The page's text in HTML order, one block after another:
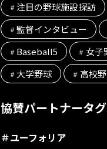
注目の野球施設探訪
監督インタビュー
Baseball5
女子
大学野球
高校
協賛パートナータグ
＃ユーフォリア